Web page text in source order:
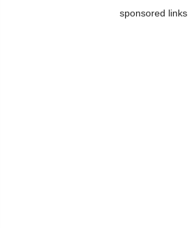
sponsored links